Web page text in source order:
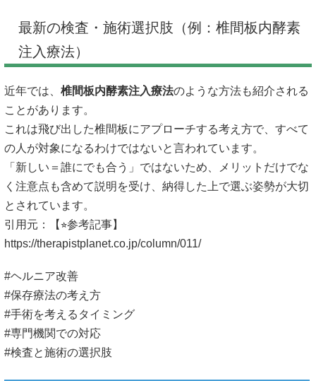
最新の検査・施術選択肢（例：椎間板内酵素
注入療法）
近年では、 椎間板内酵素注入療法のような方法も紹介される
ことがあります。
これは飛び出した椎間板にアプローチする考え方で、すべて
の人が対象になるわけではないと言われています。
「新しい＝誰にでも合う」ではないため、メリットだけでな
く注意点も含めて説明を受け、納得した上で選ぶ姿勢が大切
とされています。
引用元：【⭐︎参考記事】
https://therapistplanet.co.jp/column/011/
#ヘルニア改善
#保存療法の考え方
#手術を考えるタイミング
#専門機関での対応
#検査と施術の選択肢